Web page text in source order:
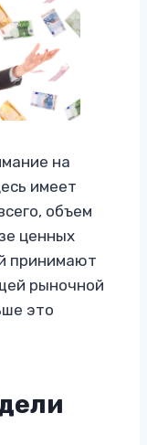
на
имеет
объем
ценных
принимают
рыночной
это